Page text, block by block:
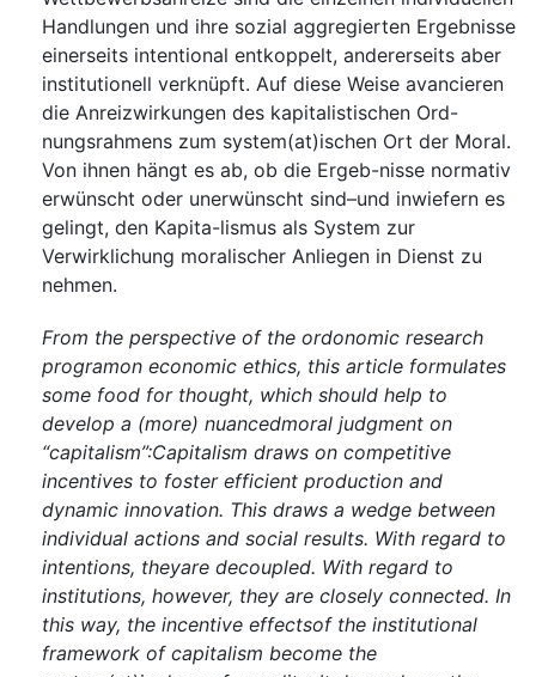
Handlungen und ihre sozial aggregierten Ergebnisse
einerseits intentional entkoppelt, andererseits aber
institutionell verknüpft. Auf diese Weise avancieren
die Anreizwirkungen des kapitalistischen Ord-
nungsrahmens zum system(at)ischen Ort der Moral.
Von ihnen hängt es ab, ob die Ergeb-nisse normativ
erwünscht oder unerwünscht sind–und inwiefern es
gelingt, den Kapita-lismus als System zur
Verwirklichung moralischer Anliegen in Dienst zu
nehmen.
From the perspective of the ordonomic research
programon economic ethics, this article formulates
some food for thought, which should help to
develop a (more) nuancedmoral judgment on
“capitalism”:Capitalism draws on competitive
incentives to foster efficient production and
dynamic innovation. This draws a wedge between
individual actions and social results. With regard to
intentions, theyare decoupled. With regard to
institutions, however, they are closely connected. In
this way, the incentive effectsof the institutional
framework of capitalism become the